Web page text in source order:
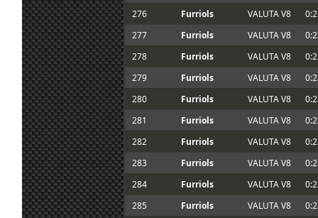
276
Furriols VALUTA V8
277
Furriols VALUTA V8
278
Furriols VALUTA V8
279
Furriols VALUTA V8
280
Furriols VALUTA V8
281
Furriols VALUTA V8
282
Furriols VALUTA V8
283
Furriols VALUTA V8
284
Furriols VALUTA V8
285
Furriols VALUTA V8